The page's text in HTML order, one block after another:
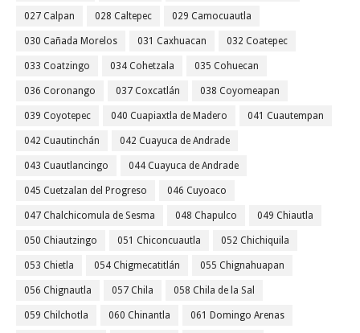
027 Calpan 028 Caltepec 029 Camocuautla
030 Cañada Morelos 031 Caxhuacan 032 Coatepec
033 Coatzingo 034 Cohetzala 035 Cohuecan
036 Coronango 037 Coxcatlán 038 Coyomeapan
039 Coyotepec 040 Cuapiaxtla de Madero 041 Cuautempan
042 Cuautinchán 042 Cuayuca de Andrade
043 Cuautlancingo 044 Cuayuca de Andrade
045 Cuetzalan del Progreso 046 Cuyoaco
047 Chalchicomula de Sesma 048 Chapulco 049 Chiautla
050 Chiautzingo 051 Chiconcuautla 052 Chichiquila
053 Chietla 054 Chigmecatitlán 055 Chignahuapan
056 Chignautla 057 Chila 058 Chila de la Sal
059 Chilchotla 060 Chinantla 061 Domingo Arenas